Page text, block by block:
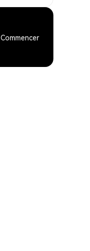
Commencer